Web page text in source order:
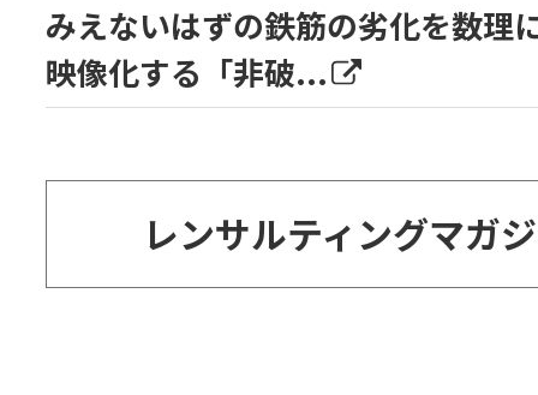
みえないはずの鉄筋の劣化を数理
映像化する「非破...
レンサルティングマガ
別